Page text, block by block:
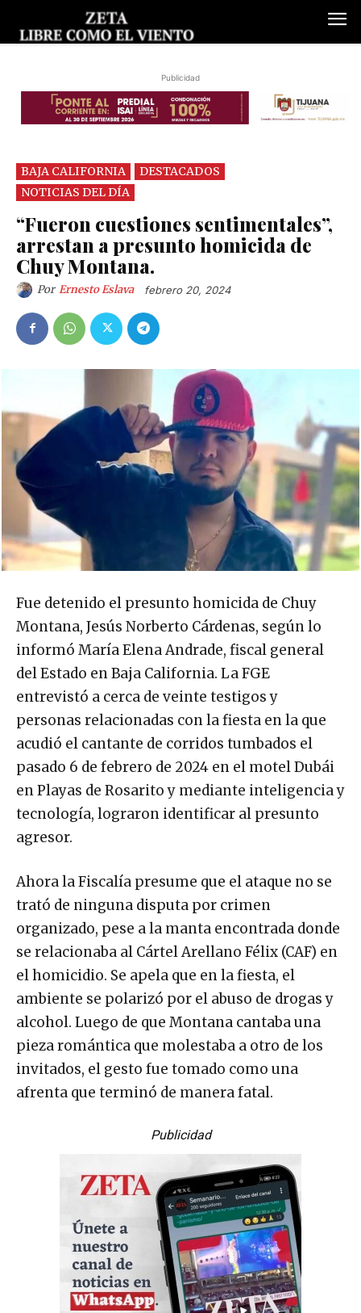
Publicidad
BAJA CALIFORNIA
DESTACADOS
NOTICIAS DEL DÍA
“Fueron cuestiones sentimentales”,
arrestan a presunto homicida de
Chuy Montana.
Por Ernesto Eslava febrero 20, 2024
Fue detenido el presunto homicida de Chuy
Montana, Jesús Norberto Cárdenas, según lo
informó María Elena Andrade, fiscal general
del Estado en Baja California. La FGE
entrevistó a cerca de veinte testigos y
personas relacionadas con la fiesta en la que
acudió el cantante de corridos tumbados el
pasado 6 de febrero de 2024 en el motel Dubái
en Playas de Rosarito y mediante inteligencia y
tecnología, lograron identificar al presunto
agresor.
Ahora la Fiscalía presume que el ataque no se
trató de ninguna disputa por crimen
organizado, pese a la manta encontrada donde
se relacionaba al Cártel Arellano Félix (CAF) en
el homicidio. Se apela que en la fiesta, el
ambiente se polarizó por el abuso de drogas y
alcohol. Luego de que Montana cantaba una
pieza romántica que molestaba a otro de los
invitados, el gesto fue tomado como una
afrenta que terminó de manera fatal.
Publicidad